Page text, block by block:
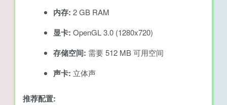
内存: 2 GB RAM
显卡: OpenGL 3.0 (1280x720)
存储空间: 需要 512 MB 可用空间
声卡: 立体声
推荐配置: